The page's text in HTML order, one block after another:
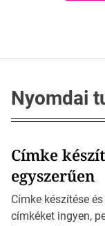
Nyomdai
Címke
egyszerűen
Címke készítése
címkéket ingyen,